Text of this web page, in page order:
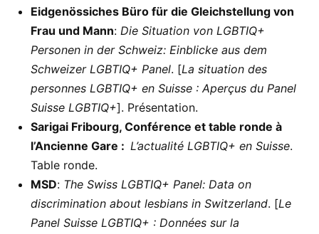
Eidgenössiches Büro für die Gleichstellung von
Frau und Mann: Die Situation von LGBTIQ+
Personen in der Schweiz: Einblicke aus dem
Schweizer LGBTIQ+ Panel. [La situation des
personnes LGBTIQ+ en Suisse : Aperçus du Panel
Suisse LGBTIQ+]. Présentation.
Sarigai Fribourg, Conférence et table ronde à
l’Ancienne Gare : L’actualité LGBTIQ+ en Suisse.
Table ronde.
MSD: The Swiss LGBTIQ+ Panel: Data on
discrimination about lesbians in Switzerland. [Le
Panel Suisse LGBTIQ+ : Données sur la